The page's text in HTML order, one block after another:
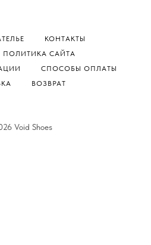
КОНТАКТЫ
ПОЛИТИКА САЙТА
СПОСОБЫ ОПЛАТЫ
ВОЗВРАТ
Void Shoes